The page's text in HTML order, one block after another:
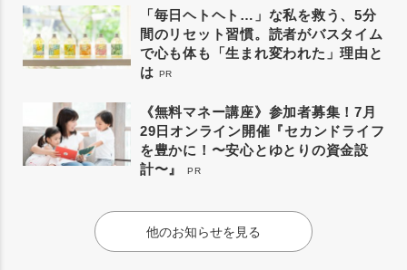
「毎日ヘトヘト…」な私を救う、5分
間のリセット習慣。読者がバスタイム
で心も体も「生まれ変われた」理由と
は PR
《無料マネー講座》参加者募集！7月
29日オンライン開催『セカンドライフ
を豊かに！〜安心とゆとりの資金設
計〜』
PR
他のお知らせを見る